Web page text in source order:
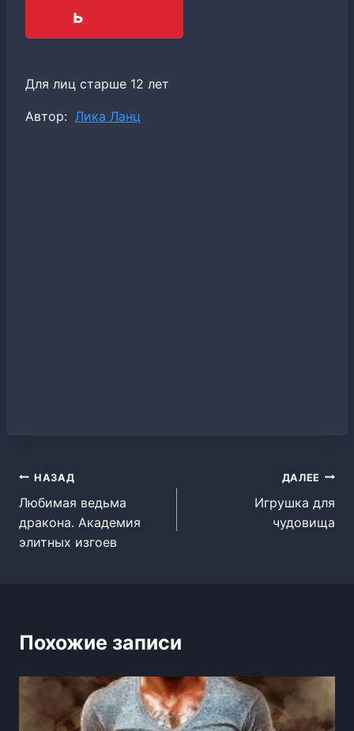
ь
Для лиц старше 12 лет
Метки
Автор: Лика Ланц
Навигация
по
записям
НАЗАД
Любимая ведьма
дракона. Академия
элитных изгоев
ДАЛЕЕ
Игрушка для
чудовища
Похожие записи